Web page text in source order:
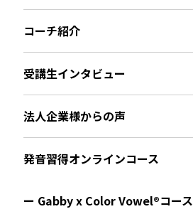
コーチ紹介
受講生インタビュー
法人企業様からの声
発音習得オンラインコース
ー Gabby x Color Vowel®︎コース